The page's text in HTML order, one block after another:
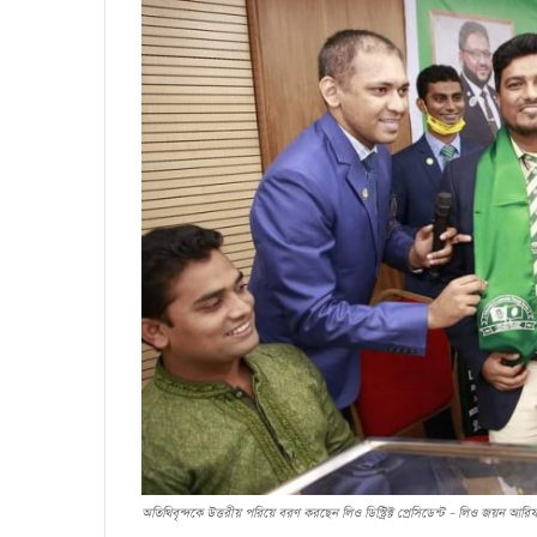
অতিথিবৃন্দকে উত্তরীয় পরিয়ে বরণ করছেন লিও ডিস্ট্রিক্ট প্রেসিডেন্ট – লিও জয়ন